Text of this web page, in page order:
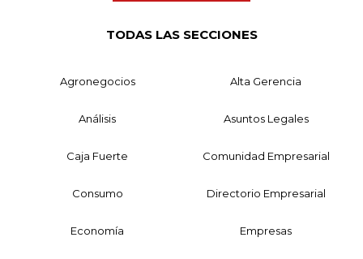
TODAS LAS SECCIONES
Agronegocios Alta Gerencia
Análisis Asuntos Legales
Caja Fuerte Comunidad Empresarial
Consumo Directorio Empresarial
Economía Empresas